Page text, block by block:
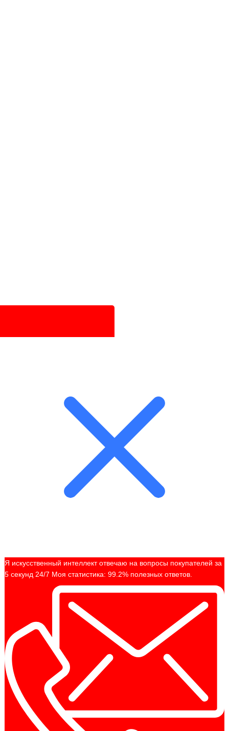
Я искусственный интеллект отвечаю на вопросы покупателей за
5 секунд 24/7 Моя статистика: 99.2% полезных ответов.